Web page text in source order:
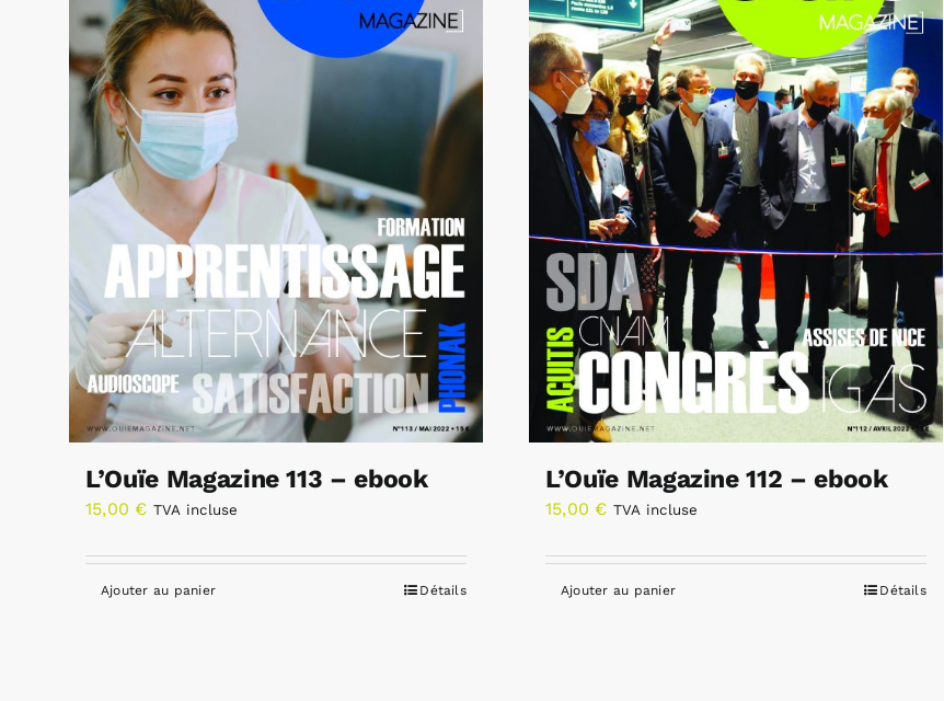
L’Ouïe Magazine 113 – ebook
15,00 € TVA incluse
Ajouter au panier Détails
L’Ouïe Magazine 112 – ebook
15,00 € TVA incluse
Ajouter au panier Détails